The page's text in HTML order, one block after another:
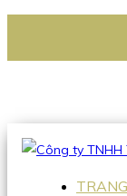
Hotline:0938